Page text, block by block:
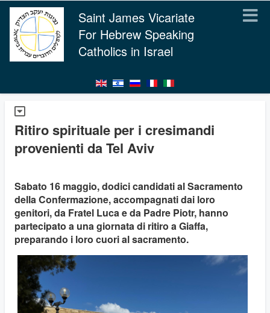
Saint James Vicariate
For Hebrew Speaking
Catholics in Israel
Ritiro spirituale per i cresimandi
provenienti da Tel Aviv
Sabato 16 maggio, dodici candidati al Sacramento
della Confermazione, accompagnati dai loro
genitori, da Fratel Luca e da Padre Piotr, hanno
partecipato a una giornata di ritiro a Giaffa,
preparando i loro cuori al sacramento.